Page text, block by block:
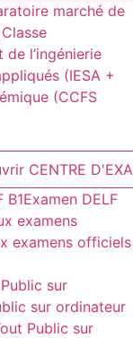
marché de
Classe
l’ingénierie
(IESA +
(CCFS
CENTRE
B1Examen DELF
examens
examens officiels
sur
sur ordinateur
Public sur